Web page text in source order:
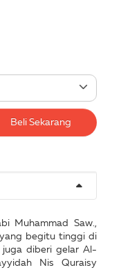
Beli Sekarang
Muhammad Saw.,
begitu tinggi di
juga diberi gelar Al-
Nis Quraisy